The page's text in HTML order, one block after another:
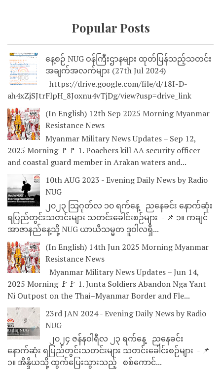
Popular Posts
နေ့စဉ် NUG ဝန်ကြီးဌာနများ ထုတ်ပြန်သည့်သတင်း
အချက်အလက်များ (27th Jul 2024)
https://drive.google.com/file/d/18I-D-
ah4xZjSJtrFlpH_8Joxnu4vTjDg/view?usp=drive_link
(In English) 12th Sep 2025 Morning Myanmar
Resistance News
Myanmar Military News Updates – Sep 12,
2025 Morning 🚩🚩 1. Poachers kill AA security officer
and coastal guard member in Arakan waters and...
10th AUG 2023 - Evening Daily News by Radio
NUG
၂၀၂၃ သြဂုတ်လ ၁၀ ရက်နေ့ ညနေခင်း နောက်ဆုံး
ရပြည်တွင်းသတင်းများ သတင်းခေါင်းစဉ်များ - 📌 ၁။ ကချင်
အာဇာနည်နေ့သို့ NUG ယာယီသမ္မတ ဒူဝါလရှီ...
(In English) 14th Jun 2025 Morning Myanmar
Resistance News
Myanmar Military News Updates – Jun 14,
2025 Morning 🚩🚩 1. Junta Soldiers Abandon Nga Yant
Ni Outpost on the Thai–Myanmar Border and Fle...
23rd JAN 2024 - Evening Daily News by Radio
NUG
၂၀၂၄ ဇန်နဝါရီလ ၂၃ ရက်နေ့ ညနေခင်း
နောက်ဆုံး ရပြည်တွင်းသတင်းများ သတင်းခေါင်းစဉ်များ - 📌
၁။ အိန္ဒိယသို့ ထွက်ပြေးသွားသည့် စစ်ကောင်...